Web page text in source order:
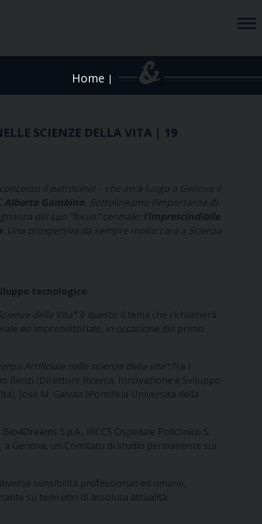
Home |
SCIENZE DELLA VITA | 19
il patrocinio – che avrà luogo a Genova il
Alberto Gambino. Sottolineamo l’importanza di
del suo “focus” centrale: l’imprescindibile
. Una prospettiva da sempre molto cara a Scienza
tecnologico
della Vita”: è questo il tema che richiamerà
ed imprenditoriale, in occasione del primo
Artificiale nelle scienze della vita”; fra i
Renzi (Direttore Ricerca, Innovazione e Sviluppo
Josè M. Galvan (Pontificia Università della
S.p.A., IRCCS Ospedale Policlinico S.
Genova, un Comitato di studio permanente sui
sensibilità professionali ed umane,
su temi etici di assoluta attualità.